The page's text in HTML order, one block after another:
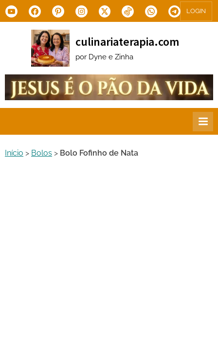
Skip
to
YoutubeFacebookPinterestInstagram
X.com Tiktok WhatsAppTelegram
LOGIN
culinariaterapia.com
por Dyne e Zinha
Início > Bolos > Bolo Fofinho de Nata